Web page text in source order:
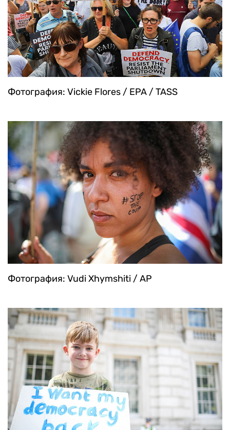
Фотография: Vickie Flores / EPA / TASS
Фотография: Vudi Xhymshiti / AP